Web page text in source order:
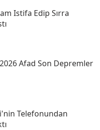
Istifa Edip Sırra
Afad Son Depremler
Telefonundan